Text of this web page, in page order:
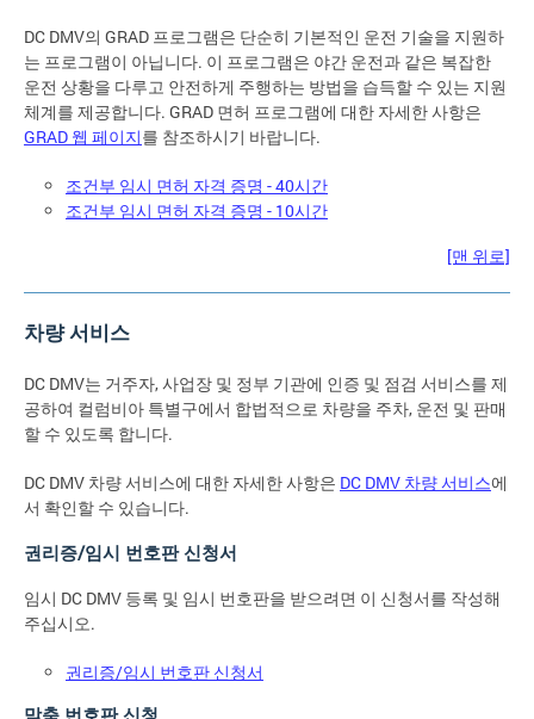
DC DMV의 GRAD 프로그램은 단순히 기본적인 운전 기술을 지원하
는 프로그램이 아닙니다. 이 프로그램은 야간 운전과 같은 복잡한
운전 상황을 다루고 안전하게 주행하는 방법을 습득할 수 있는 지원
체계를 제공합니다. GRAD 면허 프로그램에 대한 자세한 사항은
GRAD 웹 페이지를 참조하시기 바랍니다.
조건부 임시 면허 자격 증명 - 40시간
조건부 임시 면허 자격 증명 - 10시간
[맨 위로]
차량 서비스
DC DMV는 거주자, 사업장 및 정부 기관에 인증 및 점검 서비스를 제
공하여 컬럼비아 특별구에서 합법적으로 차량을 주차, 운전 및 판매
할 수 있도록 합니다.
DC DMV 차량 서비스에 대한 자세한 사항은 DC DMV 차량 서비스에
서 확인할 수 있습니다.
권리증/임시 번호판 신청서
임시 DC DMV 등록 및 임시 번호판을 받으려면 이 신청서를 작성해
주십시오.
권리증/임시 번호판 신청서
맞춤 번호판 신청